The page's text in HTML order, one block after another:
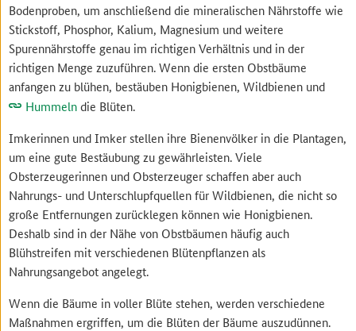
Bodenproben, um anschließend die mineralischen Nährstoffe wie
Stickstoff, Phosphor, Kalium, Magnesium und weitere
Spurennährstoffe genau im richtigen Verhältnis und in der
richtigen Menge zuzuführen. Wenn die ersten Obstbäume
anfangen zu blühen, bestäuben Honigbienen, Wildbienen und
Hummelndie Blüten.
Imkerinnen und Imker stellen ihre Bienenvölker in die Plantagen,
um eine gute Bestäubung zu gewährleisten. Viele
Obsterzeugerinnen und Obsterzeuger schaffen aber auch
Nahrungs- und Unterschlupfquellen für Wildbienen, die nicht so
große Entfernungen zurücklegen können wie Honigbienen.
Deshalb sind in der Nähe von Obstbäumen häufig auch
Blühstreifen mit verschiedenen Blütenpflanzen als
Nahrungsangebot angelegt.
Wenn die Bäume in voller Blüte stehen, werden verschiedene
Maßnahmen ergriffen, um die Blüten der Bäume auszudünnen.